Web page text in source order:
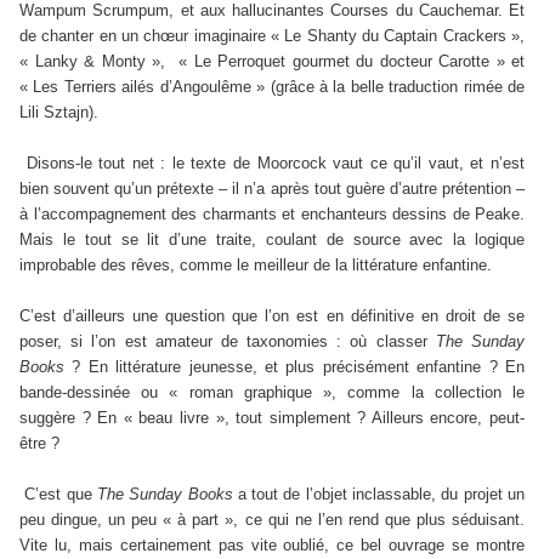
Wampum Scrumpum, et aux hallucinantes Courses du Cauchemar. Et
de chanter en un chœur imaginaire « Le Shanty du Captain Crackers »,
« Lanky & Monty »,
« Le Perroquet gourmet du docteur Carotte » et
« Les Terriers ailés d’Angoulême » (grâce à la belle traduction rimée de
Lili Sztajn).
Disons-le tout net : le texte de Moorcock vaut ce qu’il vaut, et n’est
bien souvent qu’un prétexte – il n’a après tout guère d’autre prétention –
à l’accompagnement des charmants et enchanteurs dessins de Peake.
Mais le tout se lit d’une traite, coulant de source avec la logique
improbable des rêves, comme le meilleur de la littérature enfantine.
C’est d’ailleurs une question que l’on est en définitive en droit de se
poser, si l’on est amateur de taxonomies : où classer The Sunday
Books ? En littérature jeunesse, et plus précisément enfantine ? En
bande-dessinée ou « roman graphique », comme la collection le
suggère ? En « beau livre », tout simplement ? Ailleurs encore, peut-
être ?
C’est que The Sunday Books a tout de l’objet inclassable, du projet un
peu dingue, un peu « à part », ce qui ne l’en rend que plus séduisant.
Vite lu, mais certainement pas vite oublié, ce bel ouvrage se montre